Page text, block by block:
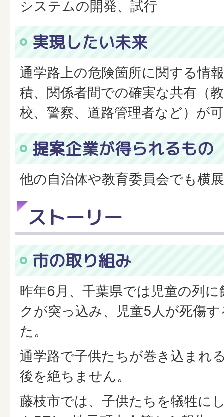
システムの開発、試行
実現したい未来
通学路上の危険箇所に関する情
積、関係者間での確実な共有（
校、警察、道路管理者など）が
提案企業が得られるもの
他の自治体や教育委員会でも横
ストーリー
市の取り組み
昨年6月、千葉県では児童の列
クが突っ込み、児童5人が死傷
た。
通学路で子供たちが巻き込まれ
後を絶ちません。
藤枝市では、子供たちを犠牲に